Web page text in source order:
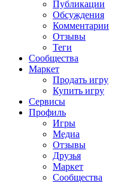
Публикации
Обсуждения
Комментарии
Отзывы
Теги
Сообщества
Маркет
Продать игру
Купить игру
Сервисы
Профиль
Игры
Медиа
Отзывы
Друзья
Маркет
Сообщества